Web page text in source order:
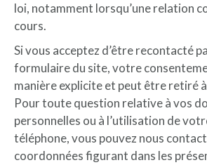
loi, notamment lorsqu’une relation
cours.
Si vous acceptez d’être recontacté
formulaire du site, votre
manière explicite et peut être retiré
Pour toute question relative à vos
personnelles ou à l’utilisation de
téléphone, vous pouvez nous
coordonnées figurant dans les